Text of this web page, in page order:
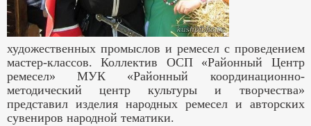
художественных промыслов и ремесел с проведением
мастер-классов. Коллектив ОСП «Районный Центр
ремесел» МУК «Районный координационно-
методический центр культуры и творчества»
представил изделия народных ремесел и авторских
сувениров народной тематики.